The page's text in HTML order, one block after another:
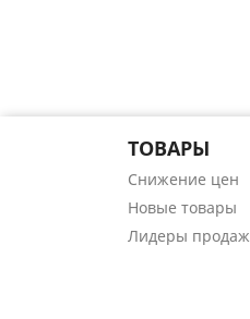
ТОВАРЫ
Снижение цен
Новые товары
Лидеры продаж